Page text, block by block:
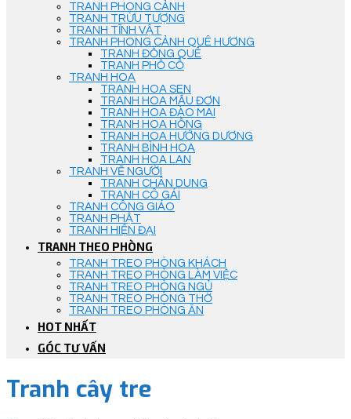
TRANH PHONG CẢNH
TRANH TRỪU TƯỢNG
TRANH TĨNH VẬT
TRANH PHONG CẢNH QUÊ HƯƠNG
TRANH ĐỒNG QUÊ
TRANH PHỐ CỔ
TRANH HOA
TRANH HOA SEN
TRANH HOA MẪU ĐƠN
TRANH HOA ĐÀO MAI
TRANH HOA HỒNG
TRANH HOA HƯỚNG DƯƠNG
TRANH BÌNH HOA
TRANH HOA LAN
TRANH VẼ NGƯỜI
TRANH CHÂN DUNG
TRANH CÔ GÁI
TRANH CÔNG GIÁO
TRANH PHẬT
TRANH HIỆN ĐẠI
TRANH THEO PHÒNG
TRANH TREO PHÒNG KHÁCH
TRANH TREO PHÒNG LÀM VIỆC
TRANH TREO PHÒNG NGỦ
TRANH TREO PHÒNG THỜ
TRANH TREO PHÒNG ĂN
HOT NHẤT
GÓC TƯ VẤN
Tranh cây tre